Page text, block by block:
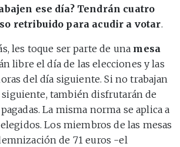
ese día? Tendrán cuatro
retribuido para acudir a votar.
les toque ser parte de una mesa
libre el día de las elecciones y las
del día siguiente. Si no trabajan
siguiente, también disfrutarán de
La misma norma se aplica a
Los miembros de las mesas
de 71 euros -el